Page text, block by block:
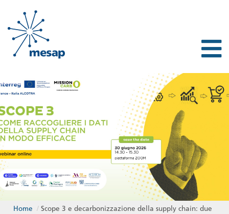
Home / Scope 3 e decarbonizzazione della supply chain: due